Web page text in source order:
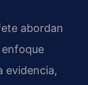
abordan
evidencia,